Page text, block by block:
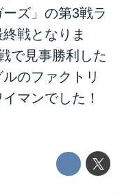
ズ」の第3戦ラ
戦となりま
で見事勝利した
のファクトリ
マンでした！